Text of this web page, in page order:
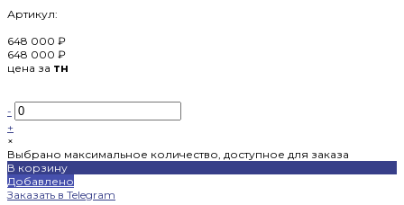
Артикул:
648 000 ₽
648 000 ₽
цена за тн
-
+
×
Выбрано максимальное количество, доступное для заказа
В корзину
Добавлено
Заказать в Telegram